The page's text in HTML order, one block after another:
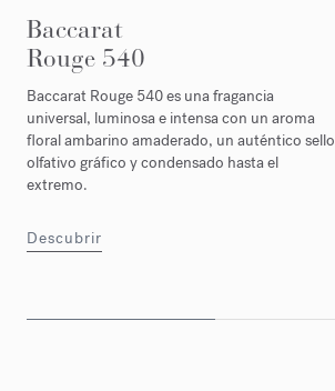
Baccarat
Rouge 540
Baccarat Rouge 540 es una fragancia
universal, luminosa e intensa con un aroma
floral ambarino amaderado, un auténtico sello
olfativo gráfico y condensado hasta el
extremo.
Descubrir